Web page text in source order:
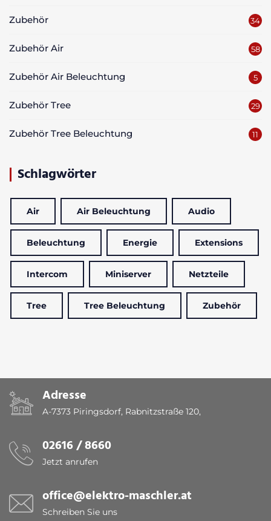
Zubehör 34
Zubehör Air 58
Zubehör Air Beleuchtung 5
Zubehör Tree 29
Zubehör Tree Beleuchtung 11
Schlagwörter
Air Air Beleuchtung Audio
Beleuchtung Energie Extensions
Intercom Miniserver Netzteile
Tree Tree Beleuchtung Zubehör
Adresse
A-7373 Piringsdorf, Rabnitzstraße 120,
02616 / 8660
Jetzt anrufen
office@elektro-maschler.at
Schreiben Sie uns